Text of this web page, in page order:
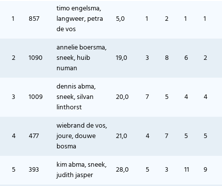
1 857
timo engelsma,
langweer, petra
de vos
5,0 1 2 1 1
2 1090
annelie boersma,
sneek, huib
numan
19,0 3 8 6 2
3 1009
dennis abma,
sneek, silvan
linthorst
20,0 7 5 4 4
4 477
wiebrand de vos,
joure, douwe
bosma
21,0 4 7 5 5
5 393
kim abma, sneek,
judith jasper
28,0 5 3 11 9